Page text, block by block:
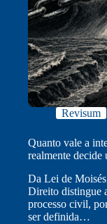
Revisum
Quanto vale a
realmente decide
Da Lei de
Direito distingue
processo civil,
ser definida…